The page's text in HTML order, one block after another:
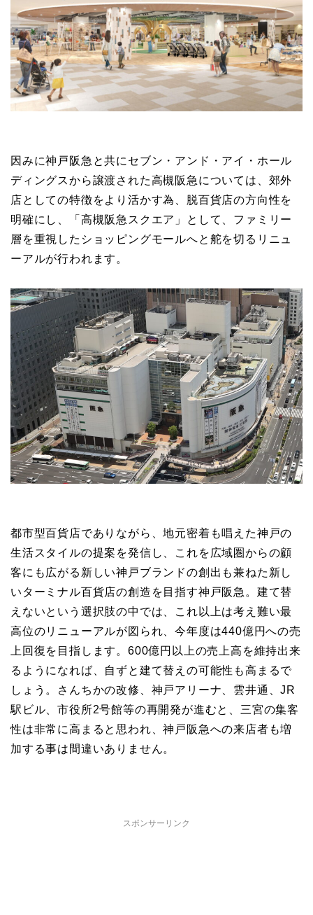
因みに神戸阪急と共にセブン・アンド・アイ・ ホール
ディングスから譲渡された高槻阪急については、郊外
店としての特徴をより活かす為、脱百貨店の方向性を
明確にし、「高槻阪急スクエア」として、ファミリー
層を重視したショッピングモールへと舵を切るリニュ
ーアルが行われます。
都市型百貨店でありながら、地元密着も唱えた神戸の
生活スタイルの提案を発信し、これを広域圏からの顧
客にも広がる新しい神戸ブランドの創出も兼ねた新し
いターミナル百貨店の創造を目指す神戸阪急。建て替
えないという選択肢の中では、これ以上は考え難い最
高位のリニューアルが図られ、今年度は440億円への売
上回復を目指します。600億円以上の売上高を維持出来
るようになれば、自ずと建て替えの可能性も高まるで
しょう。さんちかの改修、神戸アリーナ、雲井通、JR
駅ビル、市役所2号館等の再開発が進むと、三宮の集客
性は非常に高まると思われ、神戸阪急への来店者も増
加する事は間違いありません。
スポンサーリンク